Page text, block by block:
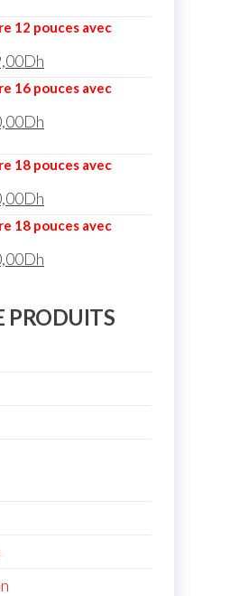
12 pouces avec
Dh
16 pouces avec
Dh
18 pouces avec
Dh
18 pouces avec
Dh
PRODUITS